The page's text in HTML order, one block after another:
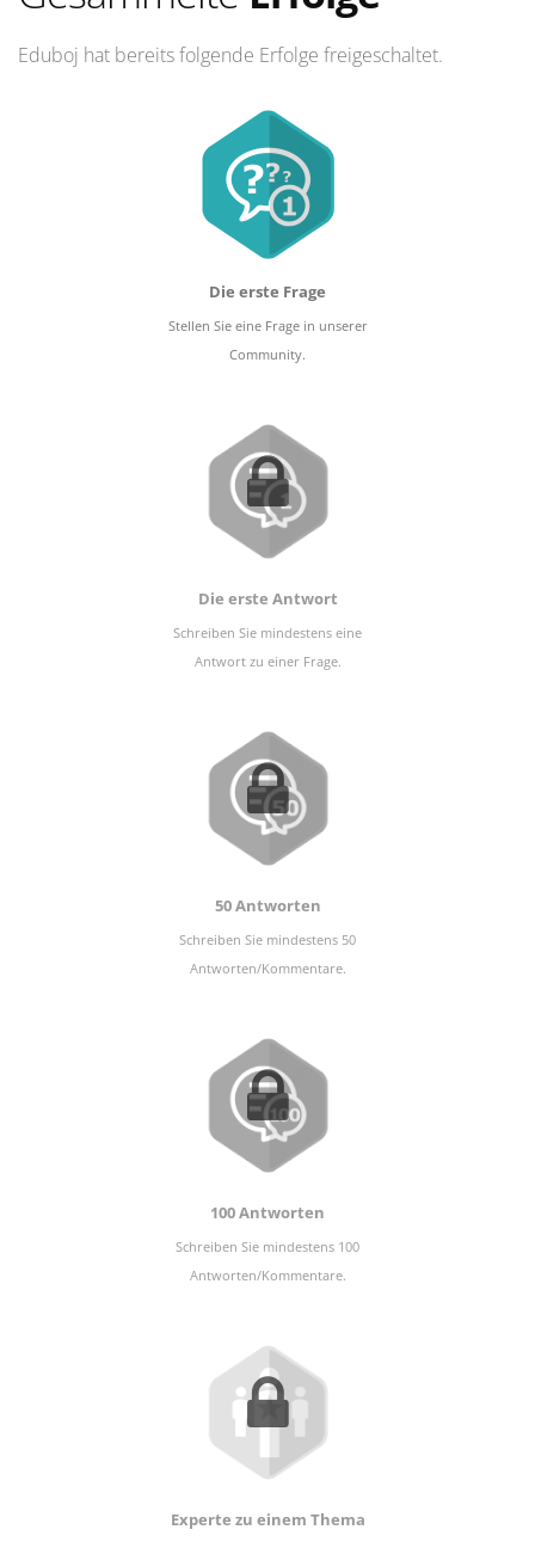
Eduboj hat bereits folgende Erfolge freigeschaltet.
Die erste Frage
Stellen Sie eine Frage in unserer
Community.
Die erste Antwort
Schreiben Sie mindestens eine
Antwort zu einer Frage.
50 Antworten
Schreiben Sie mindestens 50
Antworten/Kommentare.
100 Antworten
Schreiben Sie mindestens 100
Antworten/Kommentare.
Experte zu einem Thema